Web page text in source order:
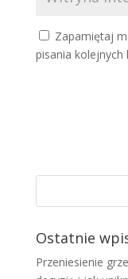
Zapamiętaj
pisania kolejnych
Ostatnie
Przeniesienie